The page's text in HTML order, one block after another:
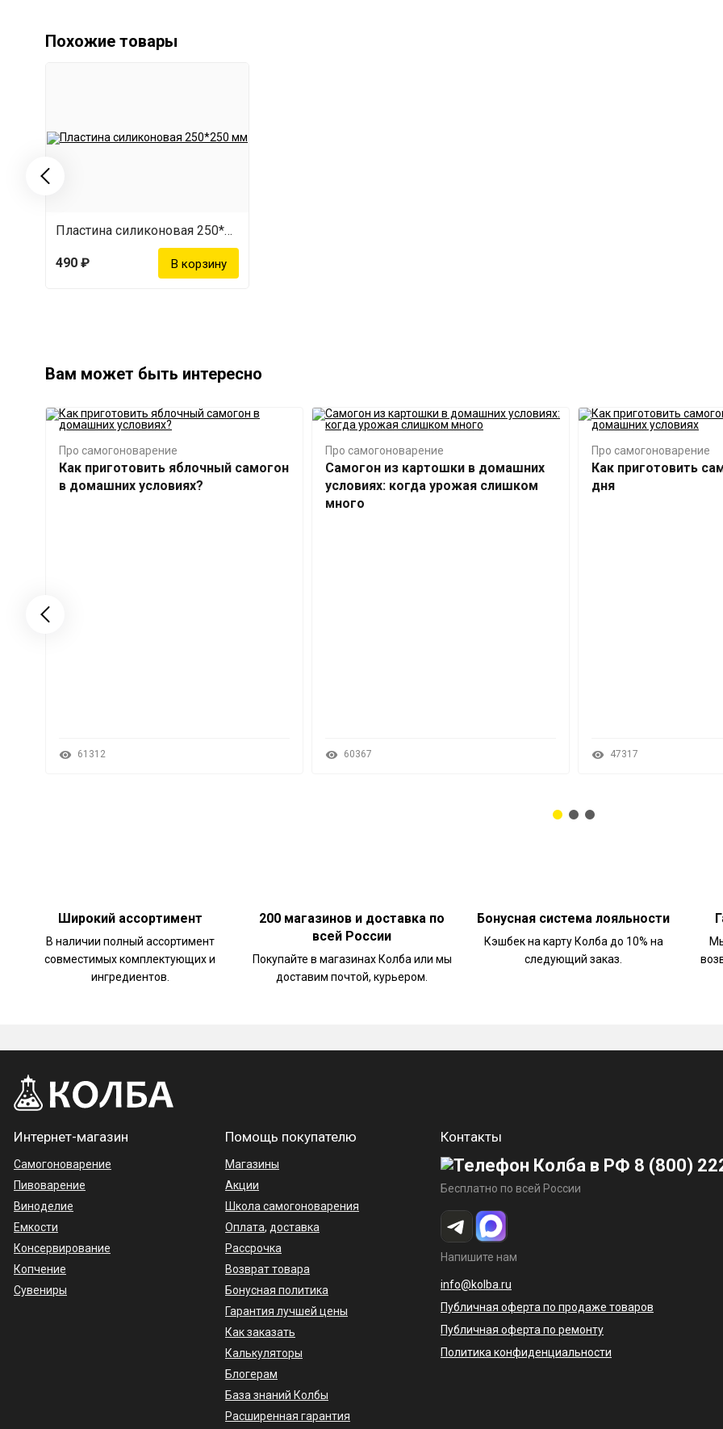
Похожие товары
Пластина силиконовая 250*250 мм
490 ₽
Вам может быть интересно
Про самогоноварение
Как приготовить яблочный самогон
в домашних условиях?
61312
Про самогоноварение
Самогон из картошки в домашних
условиях: когда урожая слишком
много
60367
Про самогоноварение
Как приготовить
дня
47317
Широкий ассортимент
В наличии полный ассортимент
совместимых комплектующих и
ингредиентов.
200 магазинов и доставка по
всей России
Покупайте в магазинах Колба или мы
доставим почтой, курьером.
Бонусная система лояльности
Кэшбек на карту Колба до 10% на
следующий заказ.
Интернет-магазин
Самогоноварение
Пивоварение
Виноделие
Емкости
Консервирование
Копчение
Сувениры
Помощь покупателю
Магазины
Акции
Школа самогоноварения
Оплата, доставка
Рассрочка
Возврат товара
Бонусная политика
Гарантия лучшей цены
Как заказать
Калькуляторы
Блогерам
База знаний Колбы
Расширенная гарантия
Контакты
8 (800)
Бесплатно по всей России
Напишите нам
info@kolba.ru
Публичная оферта по продаже товаров
Публичная оферта по ремонту
Политика конфиденциальности